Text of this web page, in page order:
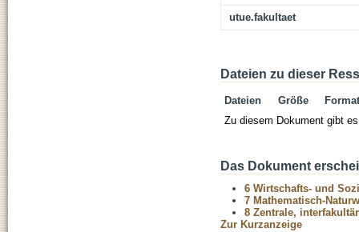
utue.fakultaet
Dateien zu dieser
Dateien Größe
Format
Zu diesem Dokument gibt
Das Dokument
6 Wirtschafts- und
7 Mathematisch-
8 Zentrale,
Zur Kurzanzeige